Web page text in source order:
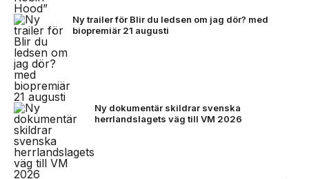
Ny trailer för Blir du ledsen om jag dör? med
biopremiär 21 augusti
Ny dokumentär skildrar svenska
herrlandslagets väg till VM 2026